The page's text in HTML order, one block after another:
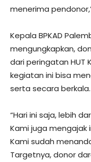
menerima
Kepala BPKAD
mengungkapkan,
dari peringatan HUT
kegiatan ini bisa
serta secara berkala.
“Hari ini saja, lebih
Kami juga mengajak
Kami sudah
Targetnya, donor